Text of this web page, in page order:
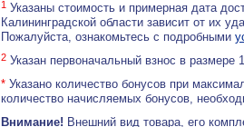
1 Указаны стоимость и примерная дата
Калининградской области зависит от их
Пожалуйста, ознакомьтесь с подробными
2 Указан первоначальный взнос в
* Указано количество бонусов при
количество начисляемых бонусов,
Внимание! Внешний вид товара, его